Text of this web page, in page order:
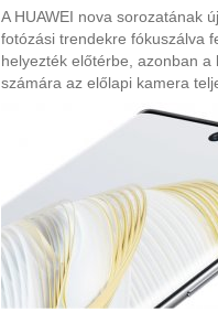
A HUAWEI nova sorozatának
fotózási trendekre fókuszálva
helyezték előtérbe, azonban
számára az előlapi kamera